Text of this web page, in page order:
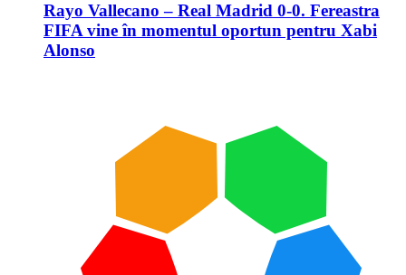
Rayo Vallecano – Real Madrid 0-0. Fereastra
FIFA vine în momentul oportun pentru Xabi
Alonso